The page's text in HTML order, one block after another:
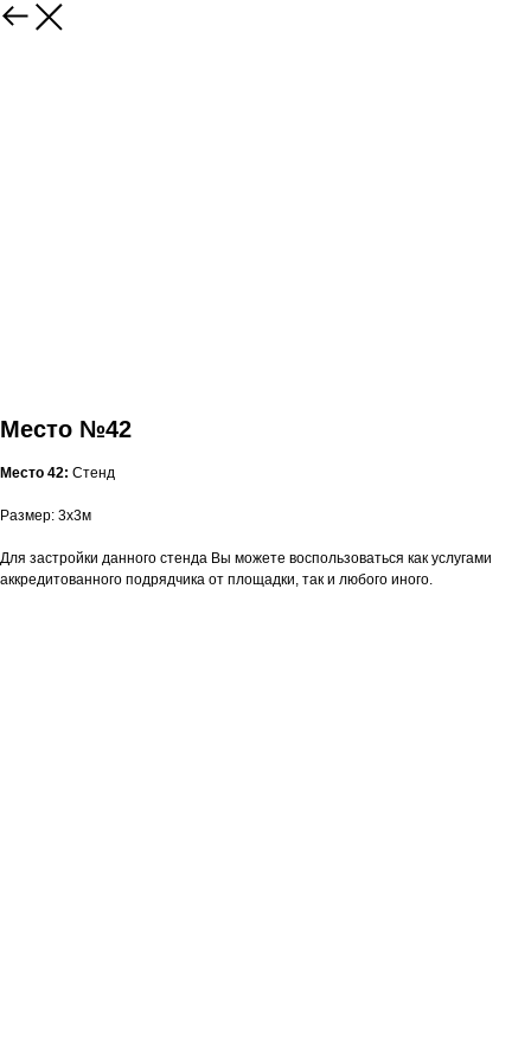
Место №42
Место 42: Стенд
Размер: 3x3м
Для застройки данного стенда Вы можете воспользоваться как услугами
аккредитованного подрядчика от площадки, так и любого иного.